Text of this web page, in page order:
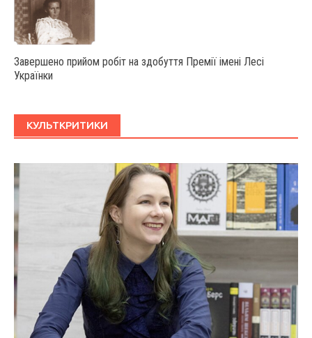
Завершено прийом робіт на здобуття Премії імені Лесі
Українки
КУЛЬТКРИТИКИ